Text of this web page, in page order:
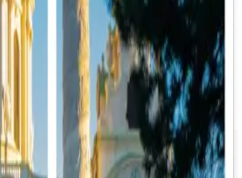
貼畫，這個免費的圖片分割器都能讓您輕鬆快速地完成。只需上